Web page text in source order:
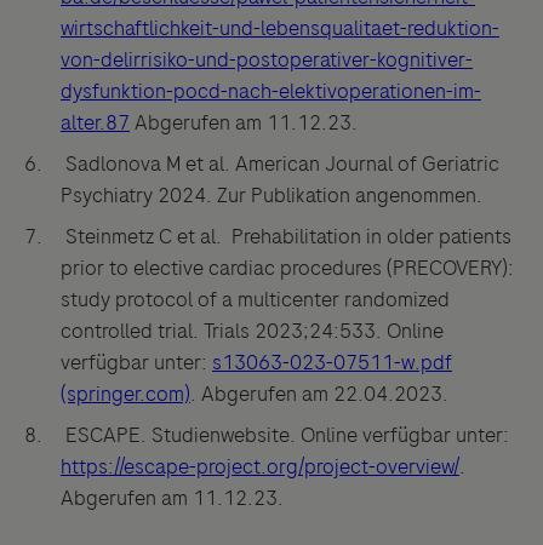
wirtschaftlichkeit-und-lebensqualitaet-reduktion-
von-delirrisiko-und-postoperativer-kognitiver-
dysfunktion-pocd-nach-elektivoperationen-im-
alter.87 Abgerufen am 11.12.23.
Sadlonova M et al. American Journal of Geriatric
Psychiatry 2024. Zur Publikation angenommen.
Steinmetz C et al. Prehabilitation in older patients
prior to elective cardiac procedures (PRECOVERY):
study protocol of a multicenter randomized
controlled trial. Trials 2023;24:533. Online
verfügbar unter: s13063-023-07511-w.pdf
(springer.com). Abgerufen am 22.04.2023.
ESCAPE. Studienwebsite. Online verfügbar unter:
https://escape-project.org/project-overview/.
Abgerufen am 11.12.23.